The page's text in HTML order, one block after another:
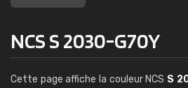
NCS S 2030-G70Y
Cette page affiche la couleur NCS S